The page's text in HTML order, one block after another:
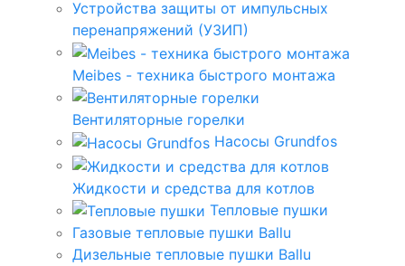
Устройства защиты от импульсных
перенапряжений (УЗИП)
Meibes - техника быстрого монтажа
Вентиляторные горелки
Насосы Grundfos
Жидкости и средства для котлов
Тепловые пушки
Газовые тепловые пушки Ballu
Дизельные тепловые пушки Ballu